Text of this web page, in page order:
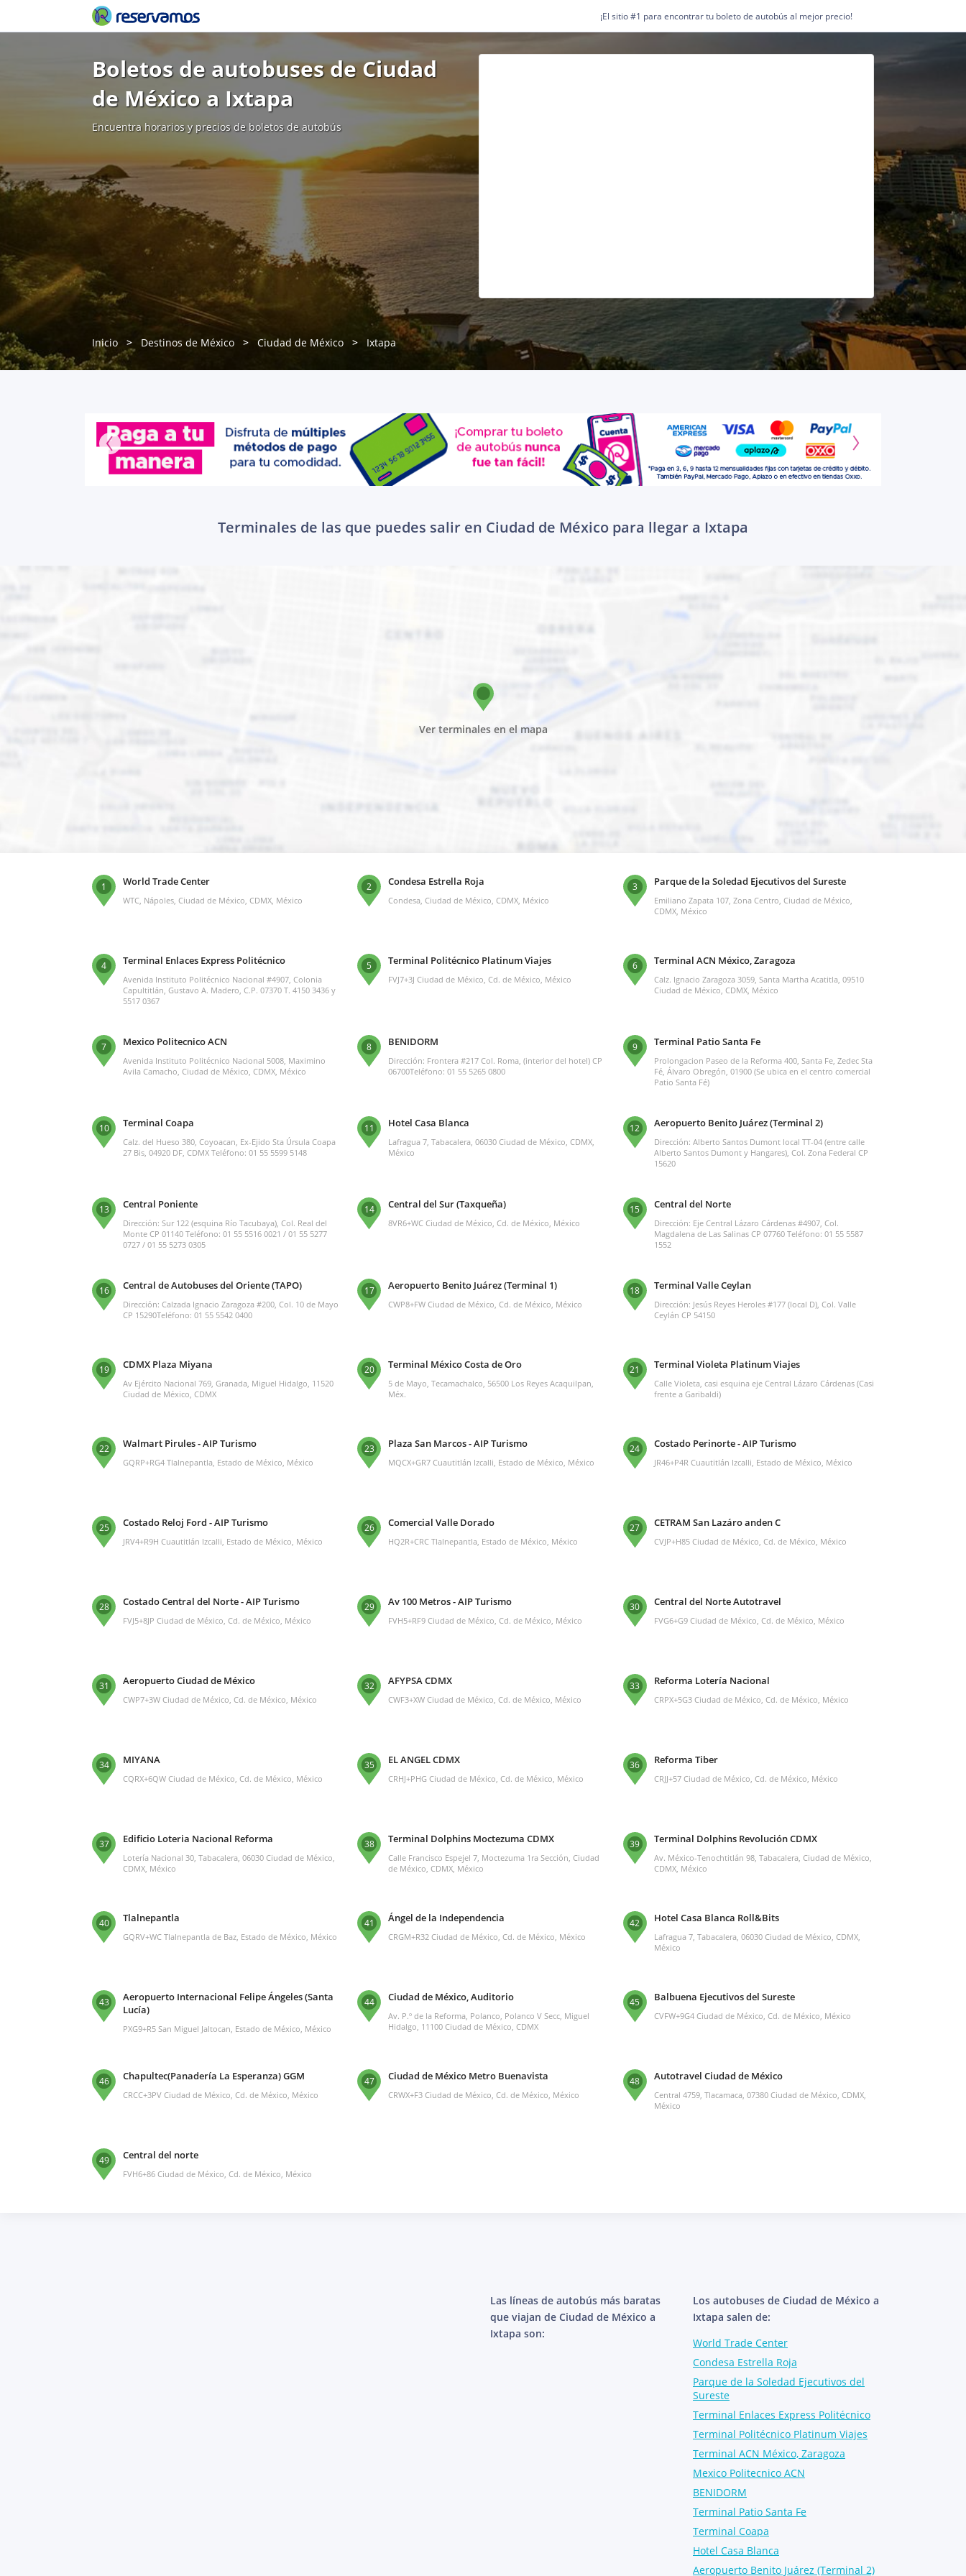
¡El sitio #1 para encontrar tu boleto de autobús al mejor precio!
Boletos de autobuses de Ciudad
de México a Ixtapa
Encuentra horarios y precios de boletos de autobús
Inicio Destinos de México Ciudad de México Ixtapa
Terminales de las que puedes salir en Ciudad de México para llegar a Ixtapa
Ver terminales en el mapa
1 World Trade Center
WTC, Nápoles, Ciudad de México, CDMX, México
2 Condesa Estrella Roja
Condesa, Ciudad de México, CDMX, México
3 Parque de la Soledad Ejecutivos del Sureste
Emiliano Zapata 107, Zona Centro, Ciudad de México,
CDMX, México
4 Terminal Enlaces Express Politécnico
Avenida Instituto Politécnico Nacional #4907, Colonia
Capultitlán, Gustavo A. Madero, C.P. 07370 T. 4150 3436 y
5517 0367
5 Terminal Politécnico Platinum Viajes
FVJ7+3J Ciudad de México, Cd. de México, México
6 Terminal ACN México, Zaragoza
Calz. Ignacio Zaragoza 3059, Santa Martha Acatitla, 09510
Ciudad de México, CDMX, México
7 Mexico Politecnico ACN
Avenida Instituto Politécnico Nacional 5008, Maximino
Avila Camacho, Ciudad de México, CDMX, México
8 BENIDORM
Dirección: Frontera #217 Col. Roma, (interior del hotel) CP
06700Teléfono: 01 55 5265 0800
9 Terminal Patio Santa Fe
Prolongacion Paseo de la Reforma 400, Santa Fe, Zedec Sta
Fé, Álvaro Obregón, 01900 (Se ubica en el centro comercial
Patio Santa Fé)
10 Terminal Coapa
Calz. del Hueso 380, Coyoacan, Ex-Ejido Sta Úrsula Coapa
27 Bis, 04920 DF, CDMX Teléfono: 01 55 5599 5148
11 Hotel Casa Blanca
Lafragua 7, Tabacalera, 06030 Ciudad de México, CDMX,
México
12 Aeropuerto Benito Juárez (Terminal 2)
Dirección: Alberto Santos Dumont local TT-04 (entre calle
Alberto Santos Dumont y Hangares), Col. Zona Federal CP
15620
13 Central Poniente
Dirección: Sur 122 (esquina Río Tacubaya), Col. Real del
Monte CP 01140 Teléfono: 01 55 5516 0021 / 01 55 5277
0727 / 01 55 5273 0305
14 Central del Sur (Taxqueña)
8VR6+WC Ciudad de México, Cd. de México, México
15 Central del Norte
Dirección: Eje Central Lázaro Cárdenas #4907, Col.
Magdalena de Las Salinas CP 07760 Teléfono: 01 55 5587
1552
16 Central de Autobuses del Oriente (TAPO)
Dirección: Calzada Ignacio Zaragoza #200, Col. 10 de Mayo
CP 15290Teléfono: 01 55 5542 0400
17 Aeropuerto Benito Juárez (Terminal 1)
CWP8+FW Ciudad de México, Cd. de México, México
18 Terminal Valle Ceylan
Dirección: Jesús Reyes Heroles #177 (local D), Col. Valle
Ceylán CP 54150
19 CDMX Plaza Miyana
Av Ejército Nacional 769, Granada, Miguel Hidalgo, 11520
Ciudad de México, CDMX
20 Terminal México Costa de Oro
5 de Mayo, Tecamachalco, 56500 Los Reyes Acaquilpan,
Méx.
21 Terminal Violeta Platinum Viajes
Calle Violeta, casi esquina eje Central Lázaro Cárdenas (Casi
frente a Garibaldi)
22 Walmart Pirules - AIP Turismo
GQRP+RG4 Tlalnepantla, Estado de México, México
23 Plaza San Marcos - AIP Turismo
MQCX+GR7 Cuautitlán Izcalli, Estado de México, México
24 Costado Perinorte - AIP Turismo
JR46+P4R Cuautitlán Izcalli, Estado de México, México
25 Costado Reloj Ford - AIP Turismo
JRV4+R9H Cuautitlán Izcalli, Estado de México, México
26 Comercial Valle Dorado
HQ2R+CRC Tlalnepantla, Estado de México, México
27 CETRAM San Lazáro anden C
CVJP+H85 Ciudad de México, Cd. de México, México
28 Costado Central del Norte - AIP Turismo
FVJ5+8JP Ciudad de México, Cd. de México, México
29 Av 100 Metros - AIP Turismo
FVH5+RF9 Ciudad de México, Cd. de México, México
30 Central del Norte Autotravel
FVG6+G9 Ciudad de México, Cd. de México, México
31 Aeropuerto Ciudad de México
CWP7+3W Ciudad de México, Cd. de México, México
32 AFYPSA CDMX
CWF3+XW Ciudad de México, Cd. de México, México
33 Reforma Lotería Nacional
CRPX+5G3 Ciudad de México, Cd. de México, México
34 MIYANA
CQRX+6QW Ciudad de México, Cd. de México, México
35 EL ANGEL CDMX
CRHJ+PHG Ciudad de México, Cd. de México, México
36 Reforma Tiber
CRJJ+57 Ciudad de México, Cd. de México, México
37 Edificio Loteria Nacional Reforma
Lotería Nacional 30, Tabacalera, 06030 Ciudad de México,
CDMX, México
38 Terminal Dolphins Moctezuma CDMX
Calle Francisco Espejel 7, Moctezuma 1ra Sección, Ciudad
de México, CDMX, México
39 Terminal Dolphins Revolución CDMX
Av. México-Tenochtitlán 98, Tabacalera, Ciudad de México,
CDMX, México
40 Tlalnepantla
GQRV+WC Tlalnepantla de Baz, Estado de México, México
41 Ángel de la Independencia
CRGM+R32 Ciudad de México, Cd. de México, México
42 Hotel Casa Blanca Roll&Bits
Lafragua 7, Tabacalera, 06030 Ciudad de México, CDMX,
México
43
Aeropuerto Internacional Felipe Ángeles (Santa
Lucía)
PXG9+R5 San Miguel Jaltocan, Estado de México, México
44 Ciudad de México, Auditorio
Av. P.º de la Reforma, Polanco, Polanco V Secc, Miguel
Hidalgo, 11100 Ciudad de México, CDMX
45 Balbuena Ejecutivos del Sureste
CVFW+9G4 Ciudad de México, Cd. de México, México
46 Chapultec(Panadería La Esperanza) GGM
CRCC+3PV Ciudad de México, Cd. de México, México
47 Ciudad de México Metro Buenavista
CRWX+F3 Ciudad de México, Cd. de México, México
48 Autotravel Ciudad de México
Central 4759, Tlacamaca, 07380 Ciudad de México, CDMX,
México
49 Central del norte
FVH6+86 Ciudad de México, Cd. de México, México
Las líneas de autobús más baratas
que viajan de Ciudad de México a
Ixtapa son:
Los autobuses de Ciudad de México a
Ixtapa salen de:
World Trade Center
Condesa Estrella Roja
Parque de la Soledad Ejecutivos del
Sureste
Terminal Enlaces Express Politécnico
Terminal Politécnico Platinum Viajes
Terminal ACN México, Zaragoza
Mexico Politecnico ACN
BENIDORM
Terminal Patio Santa Fe
Terminal Coapa
Hotel Casa Blanca
Aeropuerto Benito Juárez (Terminal 2)